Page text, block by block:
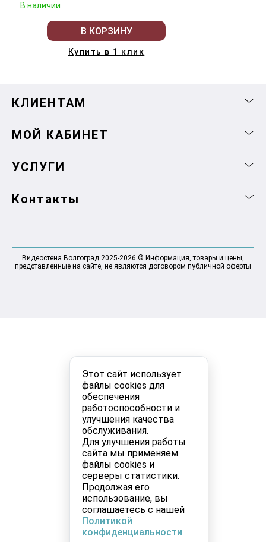
Этот сайт использует
файлы cookies для
обеспечения
работоспособности и
улучшения качества
обслуживания.
Для улучшения работы
сайта мы применяем
файлы cookies и
серверы статистики.
Продолжая его
использование, вы
соглашаетесь с нашей
Политикой
конфиденциальности
В наличии
В КОРЗИНУ
Купить в 1 клик
КЛИЕНТАМ
МОЙ КАБИНЕТ
УСЛУГИ
Контакты
Видеостена Волгоград 2025-2026 © Информация, товары и цены,
представленные на сайте, не являются договором публичной оферты